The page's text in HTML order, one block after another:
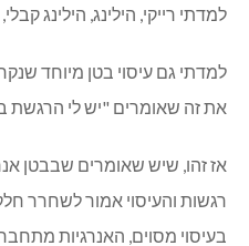
למדתי רייקי, הילינג, הילינג
למדתי גם עיסוי בטן מיוחד
את זה שאומרים "יש לי הרגשת
אז זהו, שיש שאומרים שבבטן
רגשות והעיסוי אמור לשחרר
בעיסוי מסוים, האנרגיות